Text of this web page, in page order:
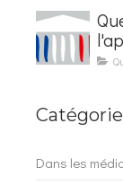
les
Dans les